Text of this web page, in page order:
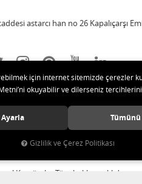
astarcı han no 26 Kapalıçarşı
Kostümler Tüm hakları saklıdır.
için internet sitemizde çerezler
okuyabilir ve dilerseniz
Gizlilik ve Çerez Politikası